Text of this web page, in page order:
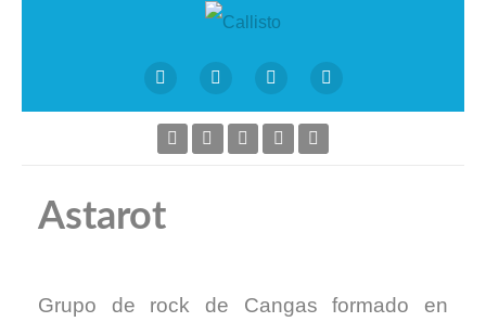
Astarot
Grupo de rock de Cangas formado en